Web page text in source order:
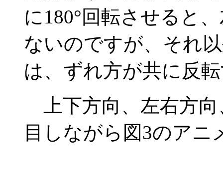
に180°回転させると
ないのですが、それ
は、ずれ方が共に反
上下方向、左右方向
目しながら図3のア